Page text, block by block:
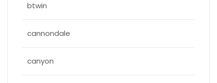
btwin
cannondale
canyon